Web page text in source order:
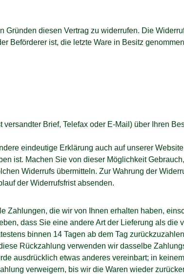
diesen Vertrag zu widerrufen. Die
Beförderer ist, die letzte Ware in Besitz
Brief, Telefax oder E-Mail) über Ihren
eindeutige Erklärung auch auf unserer
ist. Machen Sie von dieser Möglichkeit
Widerrufs übermitteln. Zur Wahrung der
der Widerrufsfrist absenden.
Zahlungen, die wir von Ihnen erhalten haben,
dass Sie eine andere Art der Lieferung als die
binnen 14 Tagen ab dem Tag
Rückzahlung verwenden wir dasselbe
ausdrücklich etwas anderes vereinbart; in
verweigern, bis wir die Waren wieder